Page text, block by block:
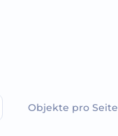
Objekte pro Seite